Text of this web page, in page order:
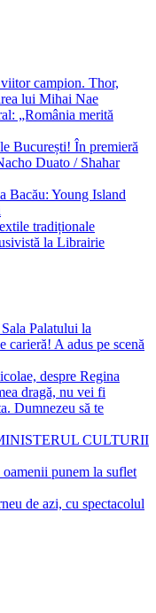
campion. Thor,
lui Mihai Nae
„România merită
București! În premieră
Duato / Shahar
Bacău: Young Island
tradiționale
la Librairie
Palatului la
carieră! A adus pe scenă
despre Regina
dragă, nu vei fi
Dumnezeu să te
CULTURII
punem la suflet
de azi, cu spectacolul